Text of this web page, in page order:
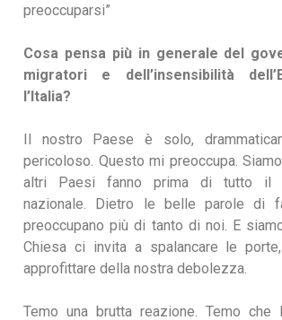
preoccuparsi”
Cosa pensa più in generale del
migratori e dell’insensibilità
l’Italia?
Il nostro Paese è solo,
pericoloso. Questo mi preoccupa.
altri Paesi fanno prima di tutto il
nazionale. Dietro le belle parole di
preoccupano più di tanto di noi. E
Chiesa ci invita a spalancare le
approfittare della nostra debolezza.
Temo una brutta reazione. Temo